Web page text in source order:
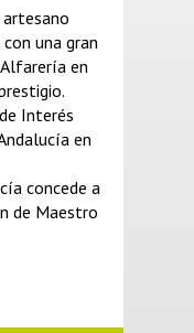
artesano
una gran
en
Interés
en
concede a
de Maestro